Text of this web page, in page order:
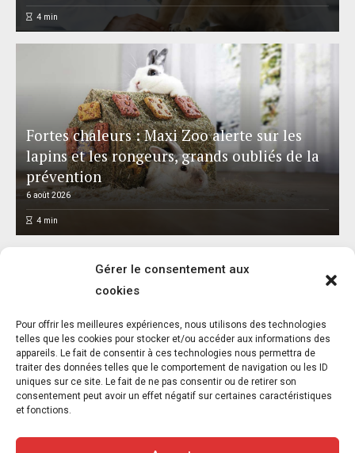
Gérer le consentement aux
cookies
Pour offrir les meilleures expériences, nous utilisons des technologies
telles que les cookies pour stocker et/ou accéder aux informations des
appareils. Le fait de consentir à ces technologies nous permettra de
traiter des données telles que le comportement de navigation ou les ID
uniques sur ce site. Le fait de ne pas consentir ou de retirer son
consentement peut avoir un effet négatif sur certaines caractéristiques
et fonctions.
4min
Fortes chaleurs : Maxi Zoo alerte sur les
lapins et les rongeurs, grands oubliés de la
prévention
6 août 2026
4min
Canicules à répétition, incendies,
sécheresse : la chasse doit être suspendue
5 août 2026 1